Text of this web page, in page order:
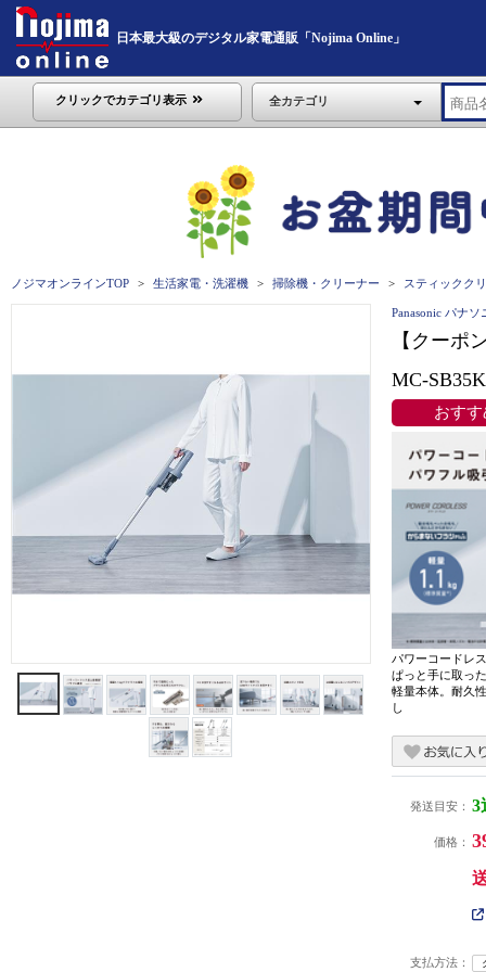
日本最大級のデジタル家電通販「Nojima Online」
クリックでカテゴリ表示 全カテゴリ
ノジマオンラインTOP 生活家電・洗濯機 掃除機・クリーナー スティックク
Panasonic パナソ
【クーポ
MC-
おす
パワーコードレ
ぱっと手に取っ
軽量本体。耐久
し
発送目安： 3
価格：
支払方法：